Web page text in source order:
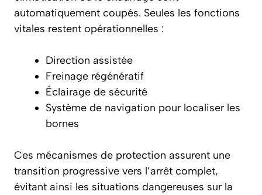
automatiquement coupés. Seules les fonctions
vitales restent opérationnelles :
Direction assistée
Freinage régénératif
Éclairage de sécurité
Système de navigation pour localiser les
bornes
Ces mécanismes de protection assurent une
transition progressive vers l’arrêt complet,
évitant ainsi les situations dangereuses sur la